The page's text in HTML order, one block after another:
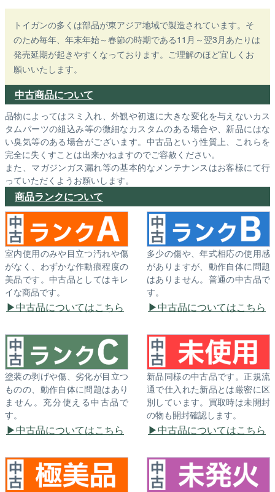
トイガンの多くは部品が東アジア地域で製造されています。そ
のため毎年、年末年始～春節の時期である11月～翌3月あたりは
発売延期が起きやすくなっております。ご理解のほど宜しくお
願いいたします。
中古商品について
品物によってはスミ入れ、外観や初速に大きな変化を与えないカス
タムパーツの組込み等の微細なカスタムのある場合や、新品にはな
い臭気等のある場合がございます。中古品という性質上、これらを
完全に失くすことは出来かねますのでご容赦ください。
また、マガジンガス漏れ等の基本的なメンテナンスはお客様にて行
っていただくようお願いします。
商品ランクについて
室内使用のみや目立つ汚れや傷
がなく、わずかな作動痕程度の
美品です。中古品としてはキレ
イな商品です。
中古品についてはこちら
多少の傷や、年式相応の使用感
がありますが、動作自体に問題
はありません。普通の中古品で
す。
中古品についてはこちら
塗装の剥げや傷、劣化が目立つ
ものの、動作自体に問題はあり
ません。充分使える中古品で
す。
中古品についてはこちら
新品同様の中古品です。正規流
通で仕入れた新品とは厳密に区
別しています。買取時は未開封
の物も開封確認します。
中古品についてはこちら